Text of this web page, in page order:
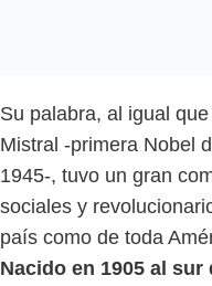
Su palabra, al igual
Mistral -primera Nobel
1945-, tuvo un gran
sociales y
país como de toda
Nacido en 1905 al